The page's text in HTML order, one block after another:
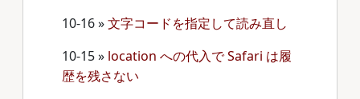
10-16»文字コードを指定して読み直し
10-15» location への代入で Safari は履
歴を残さない